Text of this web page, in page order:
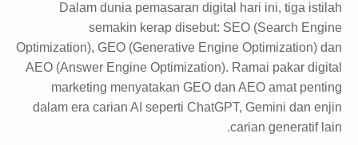
Dalam dunia pemasaran digital hari ini, tiga istilah
semakin kerap disebut: SEO (Search Engine
Optimization), GEO (Generative Engine Optimization) dan
AEO (Answer Engine Optimization). Ramai pakar digital
marketing menyatakan GEO dan AEO amat penting
dalam era carian AI seperti ChatGPT, Gemini dan enjin
carian generatif lain.